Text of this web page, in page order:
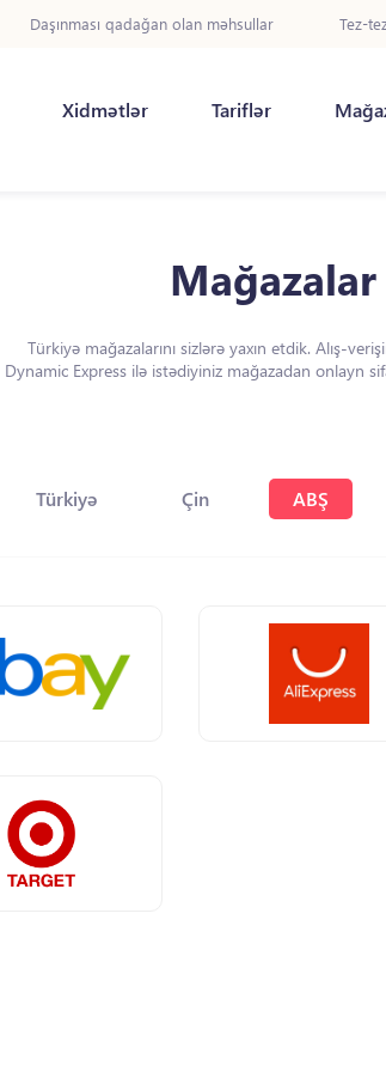
Daşınması qadağan olan məhsullar Tez-
Xidmətlər Tariflər
Mağazalar
Türkiyə mağazalarını sizlərə yaxın etdik. Alış-
Dynamic Express ilə istədiyiniz mağazadan onlayn
Türkiyə Çin ABŞ